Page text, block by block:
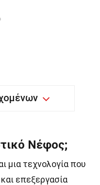
Νέφος;
μια τεχνολογία που
επεξεργασία